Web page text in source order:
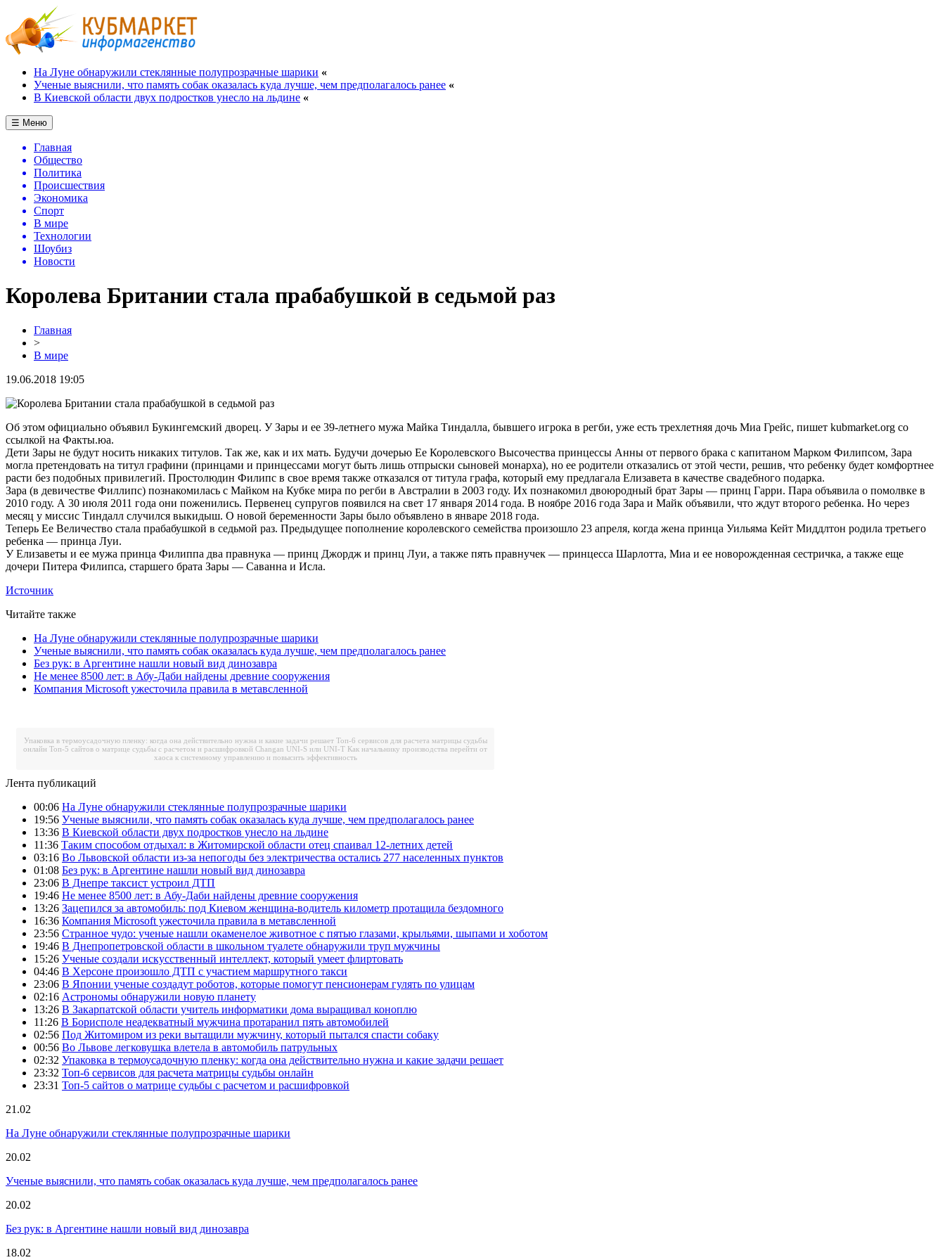
На Луне обнаружили стеклянные полупрозрачные шарики «
Ученые выяснили, что память собак оказалась куда лучше, чем предполагалось ранее «
В Киевской области двух подростков унесло на льдине «
☰ Меню
Главная
Общество
Политика
Происшествия
Экономика
Спорт
В мире
Технологии
Шоубиз
Новости
Королева Британии стала прабабушкой в седьмой раз
Главная
>
В мире
19.06.2018 19:05
Об этом официально объявил Букингемский дворец. У Зары и ее 39-летнего мужа Майка Тиндалла, бывшего игрока в регби, уже есть трехлетняя дочь Миа Грейс, пишет kubmarket.org со
ссылкой на Факты.юа.
Дети Зары не будут носить никаких титулов. Так же, как и их мать. Будучи дочерью Ее Королевского Высочества принцессы Анны от первого брака с капитаном Марком Филипсом, Зара
могла претендовать на титул графини (принцами и принцессами могут быть лишь отпрыски сыновей монарха), но ее родители отказались от этой чести, решив, что ребенку будет комфортнее
расти без подобных привилегий. Простолюдин Филипс в свое время также отказался от титула графа, который ему предлагала Елизавета в качестве свадебного подарка.
Зара (в девичестве Филлипс) познакомилась с Майком на Кубке мира по регби в Австралии в 2003 году. Их познакомил двоюродный брат Зары — принц Гарри. Пара объявила о помолвке в
2010 году. А 30 июля 2011 года они поженились. Первенец супругов появился на свет 17 января 2014 года. В ноябре 2016 года Зара и Майк объявили, что ждут второго ребенка. Но через
месяц у миссис Тиндалл случился выкидыш. О новой беременности Зары было объявлено в январе 2018 года.
Теперь Ее Величество стала прабабушкой в седьмой раз. Предыдущее пополнение королевского семейства произошло 23 апреля, когда жена принца Уильяма Кейт Миддлтон родила третьего
ребенка — принца Луи.
У Елизаветы и ее мужа принца Филиппа два правнука — принц Джордж и принц Луи, а также пять правнучек — принцесса Шарлотта, Миа и ее новорожденная сестричка, а также еще
дочери Питера Филипса, старшего брата Зары — Саванна и Исла.
Источник
Читайте также
На Луне обнаружили стеклянные полупрозрачные шарики
Ученые выяснили, что память собак оказалась куда лучше, чем предполагалось ранее
Без рук: в Аргентине нашли новый вид динозавра
Не менее 8500 лет: в Абу-Даби найдены древние сооружения
Компания Microsoft ужесточила правила в метавсленной
Упаковка в термоусадочную пленку: когда она действительно нужна и какие задачи решает Топ-6 сервисов для расчета матрицы судьбы
онлайн Топ-5 сайтов о матрице судьбы с расчетом и расшифровкой Changan UNI-S или UNI-T Как начальнику производства перейти от
хаоса к системному управлению и повысить эффективность
Лента публикаций
00:06 На Луне обнаружили стеклянные полупрозрачные шарики
19:56 Ученые выяснили, что память собак оказалась куда лучше, чем предполагалось ранее
13:36 В Киевской области двух подростков унесло на льдине
11:36 Таким способом отдыхал: в Житомирской области отец спаивал 12-летних детей
03:16 Во Львовской области из-за непогоды без электричества остались 277 населенных пунктов
01:08 Без рук: в Аргентине нашли новый вид динозавра
23:06 В Днепре таксист устроил ДТП
19:46 Не менее 8500 лет: в Абу-Даби найдены древние сооружения
13:26 Зацепился за автомобиль: под Киевом женщина-водитель километр протащила бездомного
16:36 Компания Microsoft ужесточила правила в метавсленной
23:56 Странное чудо: ученые нашли окаменелое животное с пятью глазами, крыльями, шыпами и хоботом
19:46 В Днепропетровской области в школьном туалете обнаружили труп мужчины
15:26 Ученые создали искусственный интеллект, который умеет флиртовать
04:46 В Херсоне произошло ДТП с участием маршрутного такси
23:06 В Японии ученые создадут роботов, которые помогут пенсионерам гулять по улицам
02:16 Астрономы обнаружили новую планету
13:26 В Закарпатской области учитель информатики дома выращивал коноплю
11:26 В Борисполе неадекватный мужчина протаранил пять автомобилей
02:56 Под Житомиром из реки вытащили мужчину, который пытался спасти собаку
00:56 Во Львове легковушка влетела в автомобиль патрульных
02:32 Упаковка в термоусадочную пленку: когда она действительно нужна и какие задачи решает
23:32 Топ-6 сервисов для расчета матрицы судьбы онлайн
23:31 Топ-5 сайтов о матрице судьбы с расчетом и расшифровкой
21.02
На Луне обнаружили стеклянные полупрозрачные шарики
20.02
Ученые выяснили, что память собак оказалась куда лучше, чем предполагалось ранее
20.02
Без рук: в Аргентине нашли новый вид динозавра
18.02